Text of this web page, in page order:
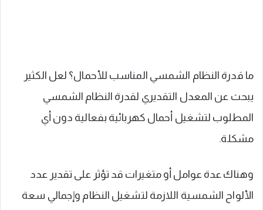
ما قدرة النظام الشمسي المناسب للأحمال؟ لعل الكثير
يبحث عن المعدل التقديري لقدرة النظام الشمسي
المطلوب لتشغيل أحمال كهربائية بفعالية دون أي
مشكلة.
وهناك عدة عوامل أو متغيرات قد تؤثر على تقدير عدد
الألواح الشمسية اللازمة لتشغيل النظام وإجمالي سعة